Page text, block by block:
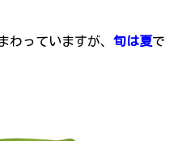
わっていますが、 旬は夏で